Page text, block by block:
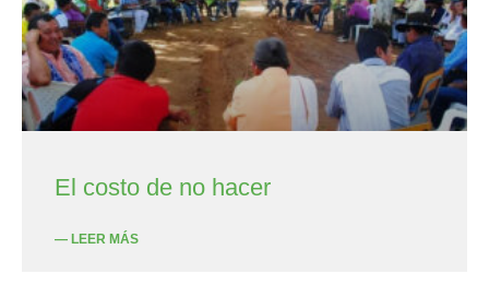
El costo de no hacer
— LEER MÁS